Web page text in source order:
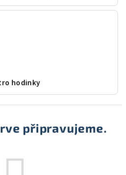
hodinky
připravujeme.